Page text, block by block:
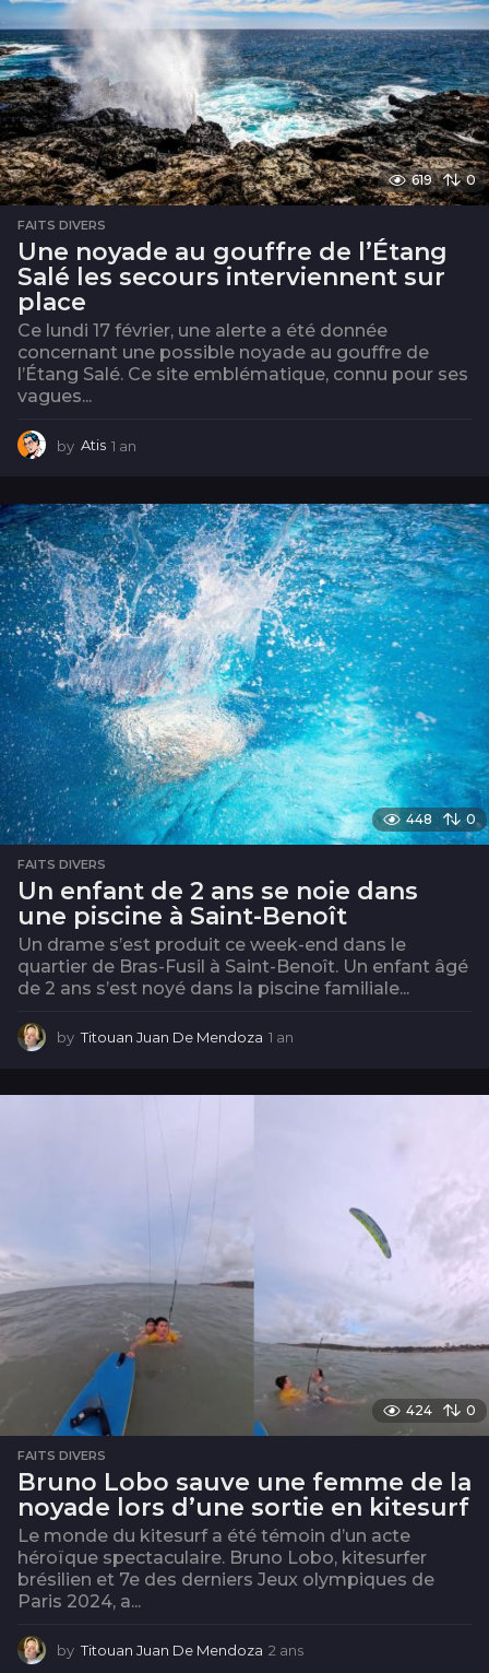
619 0
FAITS DIVERS
Une noyade au gouffre de l’Étang
Salé les secours interviennent sur
place
Ce lundi 17 février, une alerte a été donnée
concernant une possible noyade au gouffre de
l’Étang Salé. Ce site emblématique, connu pour ses
vagues...
by Atis 1 an
448 0
FAITS DIVERS
Un enfant de 2 ans se noie dans
une piscine à Saint-Benoît
Un drame s’est produit ce week-end dans le
quartier de Bras-Fusil à Saint-Benoît. Un enfant âgé
de 2 ans s’est noyé dans la piscine familiale...
by Titouan Juan De Mendoza 1 an
424 0
FAITS DIVERS
Bruno Lobo sauve une femme de la
noyade lors d’une sortie en kitesurf
Le monde du kitesurf a été témoin d’un acte
héroïque spectaculaire. Bruno Lobo, kitesurfer
brésilien et 7e des derniers Jeux olympiques de
Paris 2024, a...
by Titouan Juan De Mendoza 2 ans